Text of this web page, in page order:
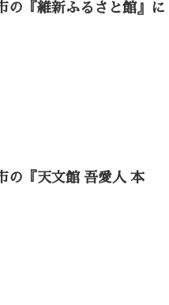
の『維新ふるさと館』に
の『天文館 吾愛人 本